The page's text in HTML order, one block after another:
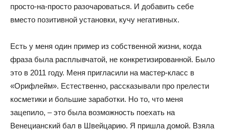
просто-на-просто разочароваться. И добавить себе
вместо позитивной установки, кучу негативных.
Есть у меня один пример из собственной жизни, когда
фраза была расплывчатой, не конкретизированной. Было
это в 2011 году. Меня пригласили на мастер-класс в
«Орифлейм». Естественно, рассказывали про прелести
косметики и большие заработки. Но то, что меня
зацепило, – это была возможность поехать на
Венецианский бал в Швейцарию. Я пришла домой. Взяла